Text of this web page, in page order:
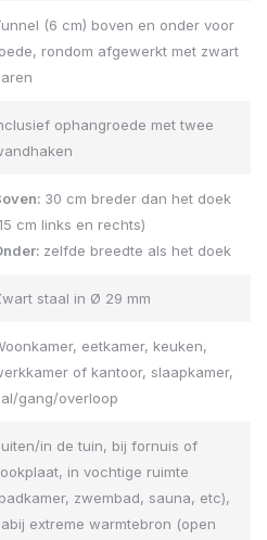
(6 cm) boven en onder voor
rondom afgewerkt met zwart
ophangroede met twee
30 cm breder dan het doek
cm links en rechts)
zelfde breedte als het doek
staal in Ø 29 mm
eetkamer, keuken,
of kantoor, slaapkamer,
gang/overloop
in de tuin, bij fornuis of
in vochtige ruimte
zwembad, sauna, etc),
extreme warmtebron (open